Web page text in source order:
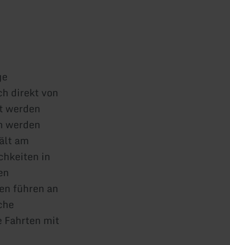
direkt von
werden
werden
am
in
führen an
Fahrten mit